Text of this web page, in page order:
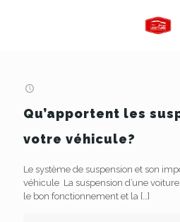
Qu’apportent les
votre véhicule?
Le système de suspension et son
véhicule La suspension d’une
le bon fonctionnement et la […]